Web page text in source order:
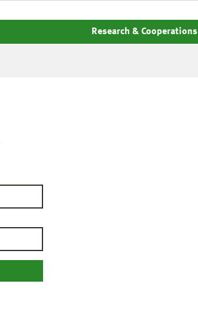
Research & Cooperations